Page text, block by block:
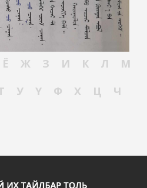
Ё Ж З И К Л
М
У Ү Ф Х Ц
Ч